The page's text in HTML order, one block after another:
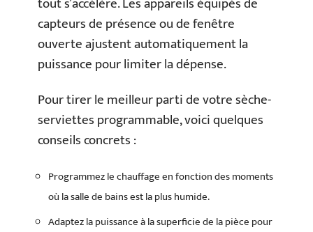
capteurs de présence ou de fenêtre
ouverte ajustent automatiquement la
puissance pour limiter la dépense.
Pour tirer le meilleur parti de votre sèche-
serviettes programmable, voici quelques
conseils concrets :
Programmez le chauffage en fonction des moments
où la salle de bains est la plus humide.
Adaptez la puissance à la superficie de la pièce pour